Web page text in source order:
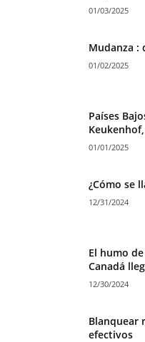
01/03/2025
Mudanza :
01/02/2025
Países
01/01/2025
¿Cómo se
12/31/2024
El humo
Canadá
12/30/2024
Blanquear
efectivos